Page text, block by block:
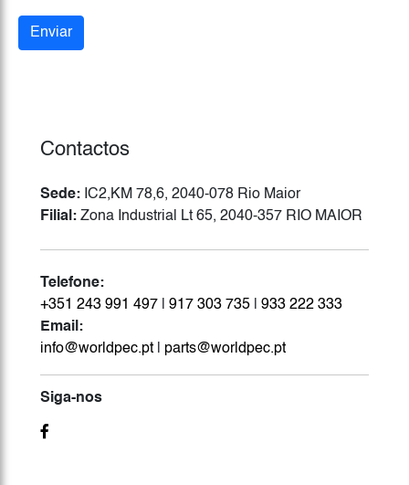
Enviar
Contactos
Sede: IC2,KM 78,6, 2040-078 Rio Maior
Filial: Zona Industrial Lt 65, 2040-357 RIO MAIOR
Telefone:
+351 243 991 497
917 303 735
933 222 333
Email:
info@worldpec.pt
parts@worldpec.pt
Siga-nos